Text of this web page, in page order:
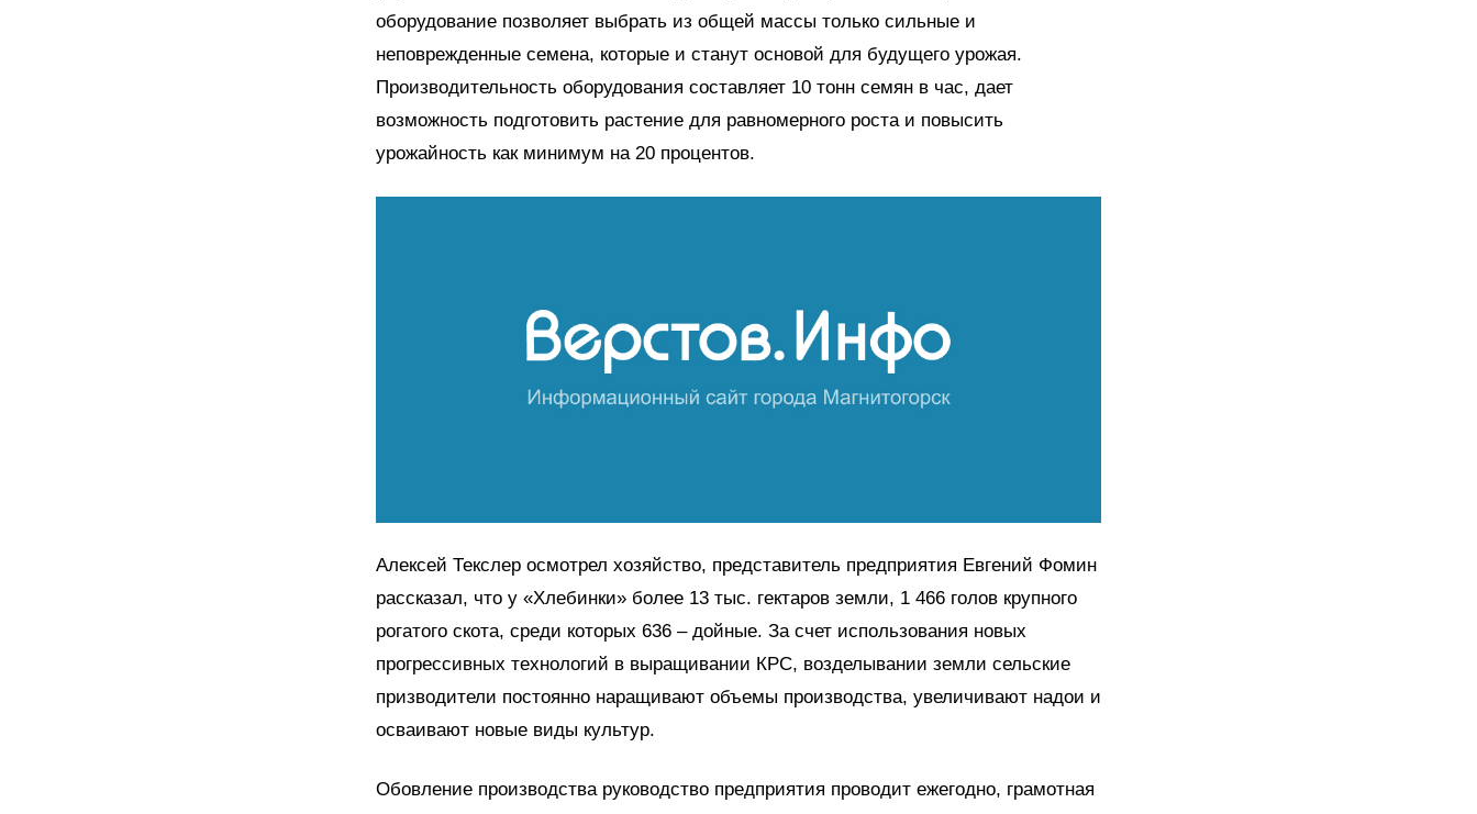
оборудование позволяет выбрать из общей массы только сильные и
неповрежденные семена, которые и станут основой для будущего урожая.
Производительность оборудования составляет 10 тонн семян в час, дает
возможность подготовить растение для равномерного роста и повысить
урожайность как минимум на 20 процентов.
Алексей Текслер осмотрел хозяйство, представитель предприятия Евгений Фомин
рассказал, что у «Хлебинки» более 13 тыс. гектаров земли, 1 466 голов крупного
рогатого скота, среди которых 636 – дойные. За счет использования новых
прогрессивных технологий в выращивании КРС, возделывании земли сельские
призводители постоянно наращивают объемы производства, увеличивают надои и
осваивают новые виды культур.
Обовление производства руководство предприятия проводит ежегодно, грамотная